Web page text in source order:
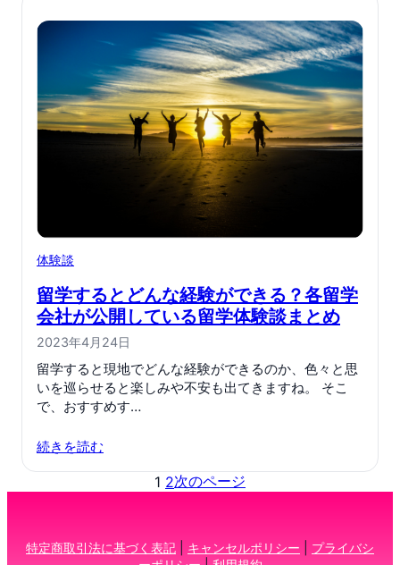
体験談
留学するとどんな経験ができる？各留学
会社が公開している留学体験談まとめ
2023年4月24日
留学すると現地でどんな経験ができるのか、色々と思
いを巡らせると楽しみや不安も出てきますね。 そこ
で、おすすめす…
続きを読む
1 2次のページ
特定商取引法に基づく表記 キャンセルポリシー
プライバシ